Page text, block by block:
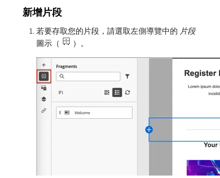
新增片段
若要存取您的片段，請選取左側導覽中的​ 片段​
圖示（
）。